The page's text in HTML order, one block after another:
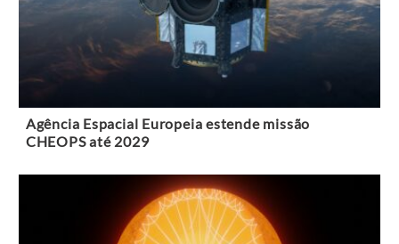
Agência Espacial Europeia estende missão
CHEOPS até 2029